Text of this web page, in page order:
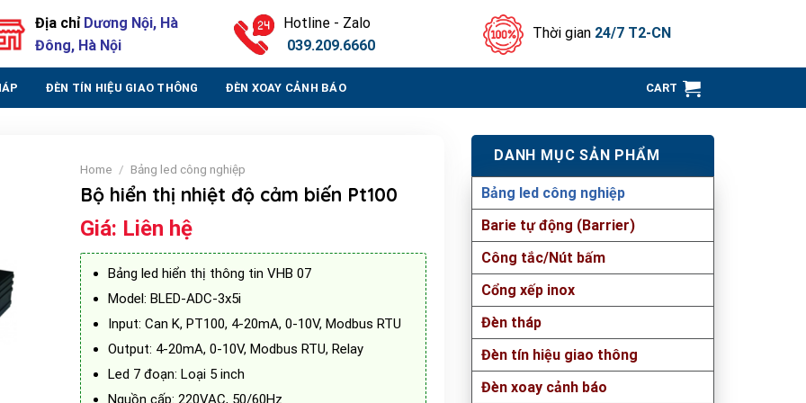
Địa chỉ Dương Nội, Hà
Đông, Hà Nội
Hotline - Zalo
039.209.6660
Thời gian 24/7 T2-CN
ĐÈN TÍN HIỆU GIAO THÔNG ĐÈN XOAY CẢNH BÁO CART
DANH MỤC SẢN PHẨM
Bảng led công nghiệp
Barie tự động (Barrier)
Công tắc/Nút bấm
Cổng xếp inox
Đèn tháp
Đèn tín hiệu giao thông
Đèn xoay cảnh báo
Home / Bảng led công nghiệp
Bộ hiển thị nhiệt độ cảm biến Pt100
Giá: Liên hệ
Bảng led hiển thị thông tin VHB 07
Model: BLED-ADC-3x5i
Input: Can K, PT100, 4-20mA, 0-10V, Modbus RTU
Output: 4-20mA, 0-10V, Modbus RTU, Relay
Led 7 đoạn: Loại 5 inch
Nguồn cấp: 220VAC, 50/60Hz